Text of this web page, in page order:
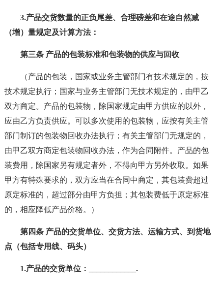
3.产品交货数量的正负尾差、合理磅差和在途自然减
（增）量规定及计算方法：
第三条 产品的包装标准和包装物的供应与回收
（产品的包装，国家或业务主管部门有技术规定的，按
技术规定执行；国家与业务主管部门无技术规定的，由甲乙
双方商定。产品的包装物，除国家规定由甲方供应的以外，
应由乙方负责供应。可以多次使用的包装物，应按有关主管
部门制订的包装物回收办法执行；有关主管部门无规定的，
由甲乙双方商定包装物回收办法，作为合同附件。产品的包
装费用，除国家另有规定者外，不得向甲方另外收取。如果
甲方有特殊要求的，双方应当在合同中商定，其包装费超过
原定标准的，超过部分由甲方负担；其包装费低于原定标准
的，相应降低产品价格。）
第四条 产品的交货单位、交货方法、运输方式、到货地
点（包括专用线、码头）
1.产品的交货单位：____________.